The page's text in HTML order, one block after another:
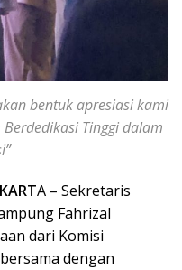
bentuk apresiasi kami
Tinggi dalam
A – Sekretaris
Fahrizal
dari Komisi
dengan